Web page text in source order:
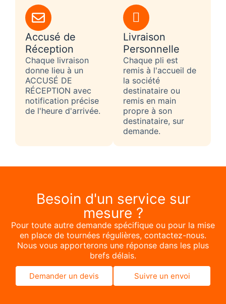
Accusé de
Réception
Chaque livraison
donne lieu à un
ACCUSÉ DE
RÉCEPTION avec
notification précise
de l'heure d'arrivée.
Livraison
Personnelle
Chaque pli est
remis à l'accueil de
la société
destinataire ou
remis en main
propre à son
destinataire, sur
demande.
Besoin d'un service sur
mesure ?
Pour toute autre demande spécifique ou pour la mise
en place de tournées régulières, contactez-nous.
Nous vous apporterons une réponse dans les plus
brefs délais.
Demander un devis Suivre un envoi